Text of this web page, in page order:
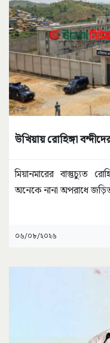
উখিয়ায় রোহিঙ্গা
মিয়ানমারের বাস্তুচ্যুত
অনেকে নানা অপরাধে
০৬/০৮/২০২৬